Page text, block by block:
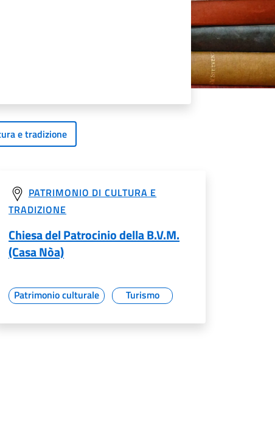
e tradizione
PATRIMONIO DI CULTURA E
TRADIZIONE
Chiesa del Patrocinio della B.V.M.
(Casa Nòa)
Patrimonio culturale Turismo